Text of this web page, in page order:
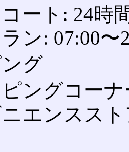
ート: 24時
ン: 07:00〜
グ
ングコーナ
エンスス